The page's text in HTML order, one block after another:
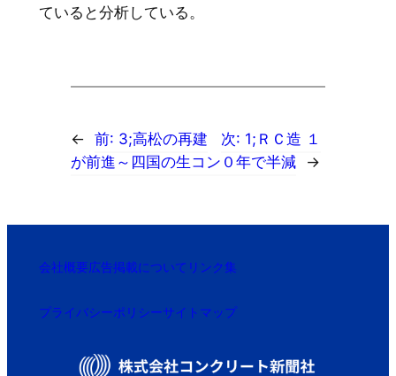
ていると分析している。
← 前: 3;高松の再建
が前進～四国の生コン
次: 1;ＲＣ造 １
０年で半減
→
会社概要広告掲載について リンク集
プライバシーポリシーサイトマップ